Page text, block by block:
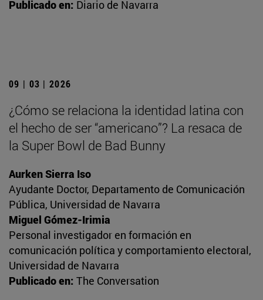
Publicado en: Diario de Navarra
09 | 03 | 2026
¿Cómo se relaciona la identidad latina con
el hecho de ser “americano”? La resaca de
la Super Bowl de Bad Bunny
Aurken Sierra Iso
Ayudante Doctor, Departamento de Comunicación
Pública, Universidad de Navarra
Miguel Gómez-Irimia
Personal investigador en formación en
comunicación política y comportamiento electoral,
Universidad de Navarra
Publicado en: The Conversation